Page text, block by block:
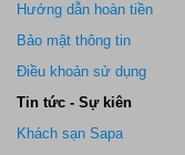
Hướng dẫn hoàn tiền
Bảo mật thông tin
Điều khoản sử dụng
Tin tức - Sự kiên
Khách sạn Sapa